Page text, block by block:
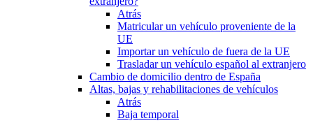
Atrás
Matricular un vehículo proveniente de la
UE
Importar un vehículo de fuera de la UE
Trasladar un vehículo español al extranjero
Cambio de domicilio dentro de España
Altas, bajas y rehabilitaciones de vehículos
Atrás
Baja temporal